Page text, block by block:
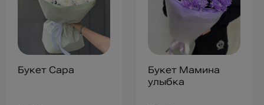
Букет Сара
Букет Мамина
улыбка